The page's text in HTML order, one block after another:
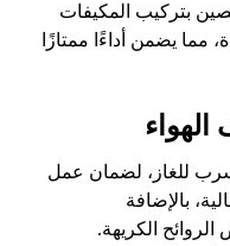
بتركيب المكيفات
مما يضمن أداءًا ممتازًا
للغاز، لضمان عمل
بالإضافة
الكريهة.